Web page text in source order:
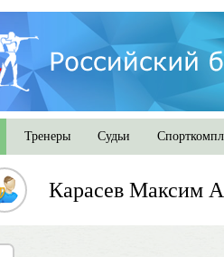
Тренеры Судьи
Карасев Максим